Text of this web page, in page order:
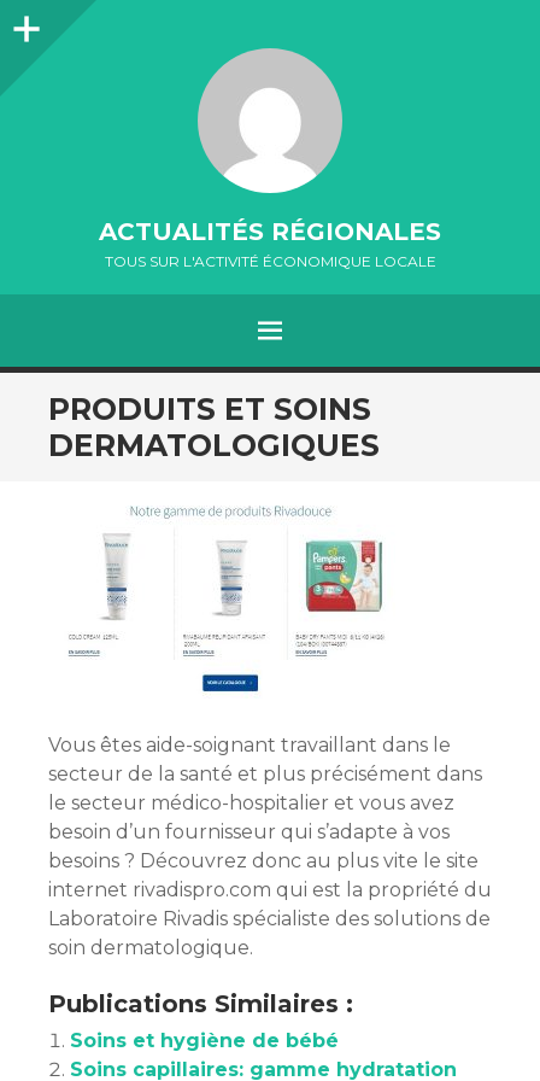
Colonne
ACTUALITÉS RÉGIONALES
TOUS SUR L'ACTIVITÉ ÉCONOMIQUE LOCALE
MENU
ALLER
AU
CONTENU
PRODUITS ET SOINS
DERMATOLOGIQUES
Vous êtes aide-soignant travaillant dans le
secteur de la santé et plus précisément dans
le secteur médico-hospitalier et vous avez
besoin d’un fournisseur qui s’adapte à vos
besoins ? Découvrez donc au plus vite le site
internet rivadispro.com qui est la propriété du
Laboratoire Rivadis spécialiste des solutions de
soin dermatologique.
Publications Similaires :
Soins et hygiène de bébé
Soins capillaires: gamme hydratation